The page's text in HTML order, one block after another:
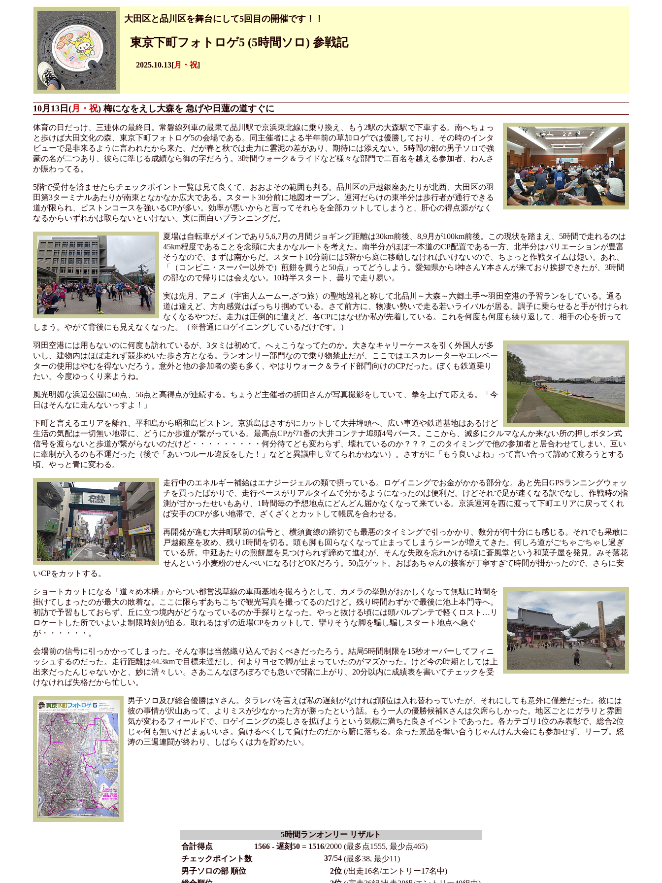
大田区と品川区を舞台にして5回目の開催です！！
東京下町フォトロゲ5 (5時間ソロ) 参戦記
2025.10.13[月・祝]
10月13日(月・祝) 梅になをえし大森を 急げや日蓮の道すぐに
体育の日だっけ、三連休の最終日。常磐線列車の最果て品川駅で京浜東北線に乗り換え、もう2駅の大森駅で下車する。南へちょっ
と歩けば大田文化の森、東京下町フォトロゲ5の会場である。同主催者による半年前の草加ロゲでは優勝しており、その時のインタ
ビューで是非来るように言われたから来た。だが春と秋では走力に雲泥の差があり、期待には添えない。5時間の部の男子ソロで強
豪の名が二つあり、彼らに準じる成績なら御の字だろう。3時間ウォーク＆ライドなど様々な部門で二百名を越える参加者、わんさ
か賑わってる。
5階で受付を済ませたらチェックポイント一覧は見て良くて、おおよその範囲も判る。品川区の戸越銀座あたりが北西、大田区の羽
田第3ターミナルあたりが南東となかなか広大である。スタート30分前に地図オープン。運河だらけの東半分は歩行者が通行できる
道が限られ、ピストンコースを強いるCPが多い。効率が悪いからと言ってそれらを全部カットしてしまうと、肝心の得点源がなく
なるからいずれかは取らないといけない。実に面白いプランニングだ。
夏場は自転車がメインであり5,6,7月の月間ジョギング距離は30km前後、8,9月が100km前後。この現状を踏まえ、5時間で走れるのは
45km程度であることを念頭に大まかなルートを考えた。南半分がほぼ一本道のCP配置である一方、北半分はバリエーションが豊富
そうなので、まずは南からだ。スタート10分前には5階から庭に移動しなければいけないので、ちょっと作戦タイムは短い。あれ、
「（コンビニ・スーパー以外で）煎餅を買うと50点」ってどうしよう。愛知県からI神さんY本さんが来ており挨拶できたが、3時間
の部なので帰りには会えない。10時半スタート、曇りで走り易い。
実は先月、アニメ（宇宙人ムームー,ざつ旅）の聖地巡礼と称して北品川～大森～六郷土手〜羽田空港の予習ランをしている。通る
道は違えど、方向感覚はばっちり掴めている。さて前方に、物凄い勢いで走る若いライバルが居る。調子に乗らせると手が付けられ
なくなるやつだ。走力は圧倒的に違えど、各CPにはなぜか私が先着している。これを何度も何度も繰り返して、相手の心を折って
しまう。やがて背後にも見えなくなった。（※普通にロゲイニングしているだけです。）
羽田空港には用もないのに何度も訪れているが、3タミは初めて。へぇこうなってたのか。大きなキャリーケースを引く外国人が多
いし、建物内はほぼ走れず競歩めいた歩き方となる。ランオンリー部門なので乗り物禁止だが、ここではエスカレーターやエレベー
ターの使用はやむを得ないだろう。意外と他の参加者の姿も多く、やはりウォーク＆ライド部門向けのCPだった。ぼくも鉄道乗り
たい。今度ゆっくり来ようね。
風光明媚な浜辺公園に60点、56点と高得点が連続する。ちょうど主催者の折田さんが写真撮影をしていて、拳を上げて応える。「今
日はそんなに走んないっすよ！」
下町と言えるエリアを離れ、平和島から昭和島ピストン。京浜島はさすがにカットして大井埠頭へ。広い車道や鉄道基地はあるけど
生活の気配は一切無い地帯に、どうにか歩道が繋がっている。最高点CPが71番の大井コンテナ埠頭4号バース。ここから、滅多にクルマなんか来ない所の押しボタン式
信号を渡らないと歩道が繋がらないのだけど・・・・・・・・・何分待てども変わらず、壊れているのか？？？ このタイミングで他の参加者と居合わせてしまい、互い
に牽制が入るのも不運だった（後で「あいつルール違反をした！」などと異議申し立てられかねない）。さすがに「もう良いよね」って言い合って諦めて渡ろうとする
頃、やっと青に変わる。
走行中のエネルギー補給はエナジージェルの類で摂っている。ロゲイニングでお金がかかる部分な。あと先日GPSランニングウォッ
チを買ったばかりで、走行ペースがリアルタイムで分かるようになったのは便利だ。けどそれで足が速くなる訳でなし。作戦時の指
測が甘かったせいもあり、1時間毎の予想地点にどんどん届かなくなって来ている。京浜運河を西に渡って下町エリアに戻ってくれ
ば安手のCPが多い地帯で、ざくざくとカットして帳尻を合わせる。
再開発が進む大井町駅前の信号と、横須賀線の踏切でも最悪のタイミングで引っかかり、数分が何十分にも感じる。それでも果敢に
戸越銀座を攻め、残り1時間を切る。頭も脚も回らなくなって止まってしまうシーンが増えてきた。何しろ道がごちゃごちゃし過ぎ
ている所。中延あたりの煎餅屋を見つけられず諦めて進むが、そんな失敗を忘れかける頃に蒼風堂という和菓子屋を発見。みそ落花
せんという小麦粉のせんべいになるけどOKだろう。50点ゲット。おばあちゃんの接客が丁寧すぎて時間が掛かったので、さらに安
いCPをカットする。
ショートカットになる「道々め木橋」からつい都営浅草線の車両基地を撮ろうとして、カメラの挙動がおかしくなって無駄に時間を
掛けてしまったのが最大の敗着な。ここに限らずあちこちで観光写真を撮ってるのだけど。残り時間わずかで最後に池上本門寺へ。
初訪で予習もしておらず、丘に立つ境内がどうなっているのか手探りとなった。やっと抜ける頃には頭パルプンテで軽くロスト…リ
ロケートした所でいよいよ制限時刻が迫る。取れるはずの近場CPをカットして、攣りそうな脚を騙し騙しスタート地点へ急ぐ
が・・・・・・。
会場前の信号に引っかかってしまった。そんな事は当然織り込んでおくべきだったろう。結局5時間制限を15秒オーバーしてフィニ
ッシュするのだった。走行距離は44.3kmで目標未達だし、何よりヨセで脚が止まっていたのがマズかった。けど今の時期としては上
出来だったんじゃないかと、妙に清々しい。さあこんなぼろぼろでも急いで5階に上がり、20分以内に成績表を書いてチェックを受
けなければ失格だから忙しい。
男子ソロ及び総合優勝はYさん。タラレバを言えば私の遅刻がなければ順位は入れ替わっていたが、それにしても意外に僅差だった。彼には
彼の事情が沢山あって、よりミスが少なかった方が勝ったという話。もう一人の優勝候補Kさんは欠席らしかった。地区ごとにガラリと雰囲
気が変わるフィールドで、ロゲイニングの楽しさを拡げようという気概に満ちた良きイベントであった。各カテゴリ1位のみ表彰で、総合2位
じゃ何も無いけどまぁいいさ。負けるべくして負けたのだから腑に落ちる。余った景品を奪い合うじゃんけん大会にも参加せず、リーブ。怒
涛の三週連闘が終わり、しばらくは力を貯めたい。
5時間ランオンリー リザルト
合計得点
1566 - 遅刻50 = 1516/2000 (最多点1555, 最少点465)
チェックポイント数
37/54 (最多38, 最少11)
男子ソロの部 順位
2位 (/出走16名/エントリー17名中)